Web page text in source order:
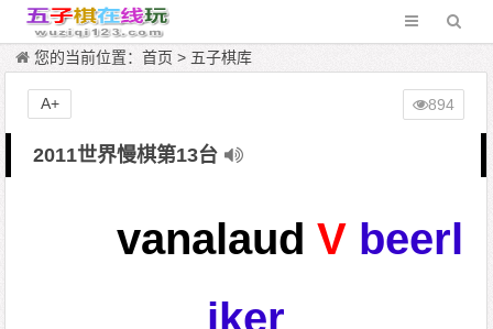
您的当前位置：首页 > 五子棋库
2011世界慢棋第13台
vanalaud V beerl
iker
894
A+